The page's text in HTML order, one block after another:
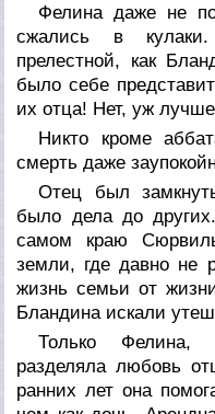
Фелина даже не
сжались в
прелестной, как
было себе
их отца! Нет, уж
Никто кроме
смерть даже
Отец был
было дела до
самом краю
земли, где давно не
жизнь семьи от
Бландина искали
Только Фелина,
разделяла любовь
ранних лет она